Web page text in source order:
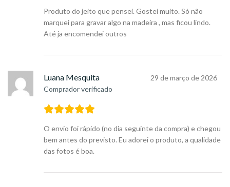
Produto do jeito que pensei. Gostei muito. Só não
marquei para gravar algo na madeira , mas ficou lindo.
Até ja encomendei outros
Luana Mesquita
Comprador verificado
29 de março de 2026
O envio foi rápido (no dia seguinte da compra) e chegou
bem antes do previsto. Eu adorei o produto, a qualidade
das fotos é boa.